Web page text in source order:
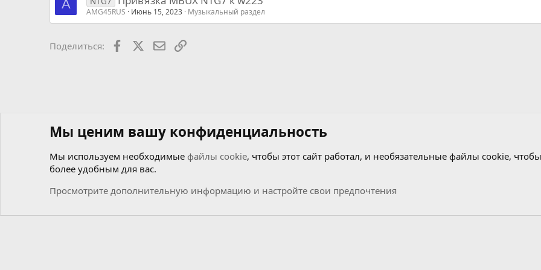
A
AMG45RUS Июнь 15, 2023 Музыкальный раздел
Поделиться: Facebook ПочтаСсылкой
Форумы Мастерская самоделкиных
Мы ценим вашу конфиденциальность
Мы используем необходимые файлы cookie, чтобы этот сайт работал, и необязательные файлы cookie,
более удобным для вас.
Просмотрите дополнительную информацию и настройте свои предпочтения